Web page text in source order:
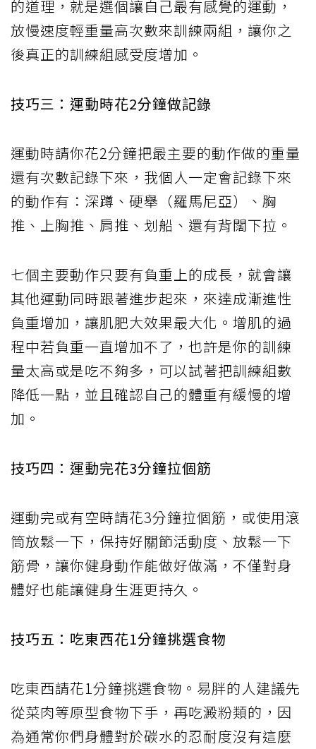
的道理，就是選個讓自己最有感覺的運動，
放慢速度輕重量高次數來訓練兩組，讓你之
後真正的訓練組感受度增加。
技巧三：運動時花2分鐘做記錄
運動時請你花2分鐘把最主要的動作做的重量
還有次數記錄下來，我個人一定會記錄下來
的動作有：深蹲、硬舉（羅馬尼亞）、胸
推、上胸推、肩推、划船、還有背闊下拉。
七個主要動作只要有負重上的成長，就會讓
其他運動同時跟著進步起來，來達成漸進性
負重增加，讓肌肥大效果最大化。增肌的過
程中若負重一直增加不了，也許是你的訓練
量太高或是吃不夠多，可以試著把訓練組數
降低一點，並且確認自己的體重有緩慢的增
加。
技巧四：運動完花3分鐘拉個筋
運動完或有空時請花3分鐘拉個筋，或使用滾
筒放鬆一下，保持好關節活動度、放鬆一下
筋骨，讓你健身動作能做好做滿，不僅對身
體好也能讓健身生涯更持久。
技巧五：吃東西花1分鐘挑選食物
吃東西請花1分鐘挑選食物。易胖的人建議先
從菜肉等原型食物下手，再吃澱粉類的，因
為通常你們身體對於碳水的忍耐度沒有這麼